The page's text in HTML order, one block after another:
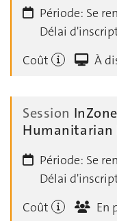
Période: Se
Délai
Coût
À
Session
Humanitarian
Période: Se
Délai
Coût
En